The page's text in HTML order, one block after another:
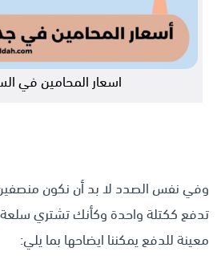
اسعار المحامين في
وفي نفس الصدد لا بد أن نكون
تدفع ككتلة واحدة وكأنك تشتري
معينة للدفع يمكننا ايضاحها بما يلي: